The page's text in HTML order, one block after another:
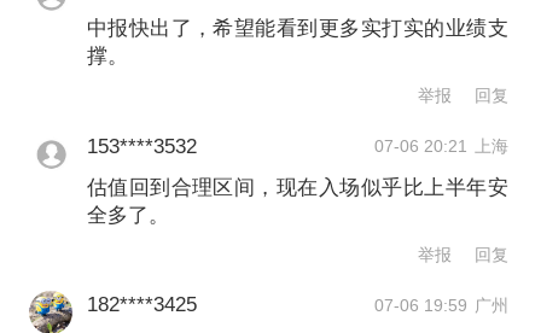
“科技板块高位调整，资金需要寻找新的
避风港。”一位市场人士分析称，黄金股
上周国际金价三天内从每盎司4000美元
下方拉升至4200美元上方，金价反弹催
化下，黄金股成为资金切换选择。
中报快出了，希望能看到更多实打实的业绩支
撑。
举报 回复
153****3532 07-06 20:21 上海
估值回到合理区间，现在入场似乎比上半年安
全多了。
举报 回复
182****3425 07-06 19:59 广州